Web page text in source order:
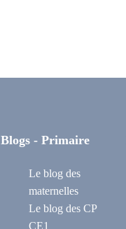
Blogs - Primaire
Le blog des
maternelles
Le blog des CP
CE1